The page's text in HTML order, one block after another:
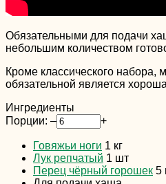
Обязательными для подачи
небольшим количеством
Кроме классического набора,
обязательной является
Ингредиенты
Порции: – +
Говяжьи ноги 1 кг
Лук репчатый 1 шт
Перец чёрный горошек 5